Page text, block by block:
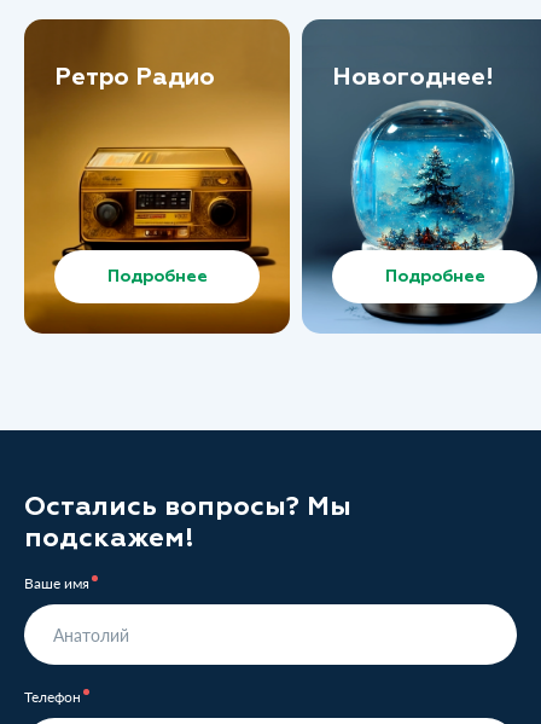
Ретро Радио
Подробнее
Новогоднее!
Подробнее
Остались вопросы? Мы
подскажем!
Ваше имя
Телефон